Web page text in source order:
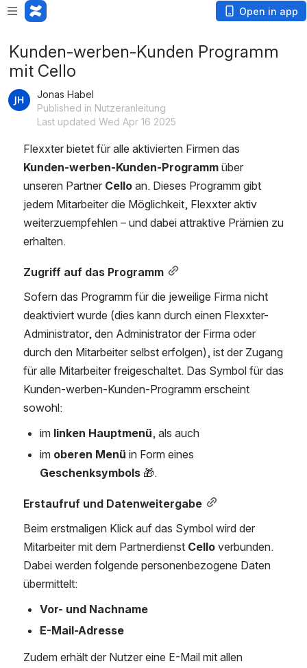
Open in app
Kunden-werben-Kunden Programm
mit Cello
Jonas Habel
Published in Nutzeranleitung
Last updated Wed Apr 16 2025
Kunden-werben-Kunden-Programm über
unseren Partner Cello an. Dieses Programm gibt
jedem Mitarbeiter die Möglichkeit, Flexxter aktiv
weiterzuempfehlen – und dabei attraktive Prämien zu
erhalten.
Zugriff auf das Programm
Sofern das Programm für die jeweilige Firma nicht
deaktiviert wurde (dies kann durch einen Flexxter-
Administrator, den Administrator der Firma oder
durch den Mitarbeiter selbst erfolgen), ist der Zugang
für alle Mitarbeiter freigeschaltet. Das Symbol für das
Kunden-werben-Kunden-Programm erscheint
sowohl:
im linken Hauptmenü, als auch
im oberen Menü
Geschenksymbols 🎁.
Erstaufruf und Datenweitergabe
Beim erstmaligen Klick auf das Symbol wird der
Mitarbeiter mit dem Partnerdienst Cello verbunden.
Dabei werden folgende personenbezogene Daten
übermittelt:
Vor- und Nachname
E-Mail-Adresse
Zudem erhält der Nutzer eine E-Mail mit allen